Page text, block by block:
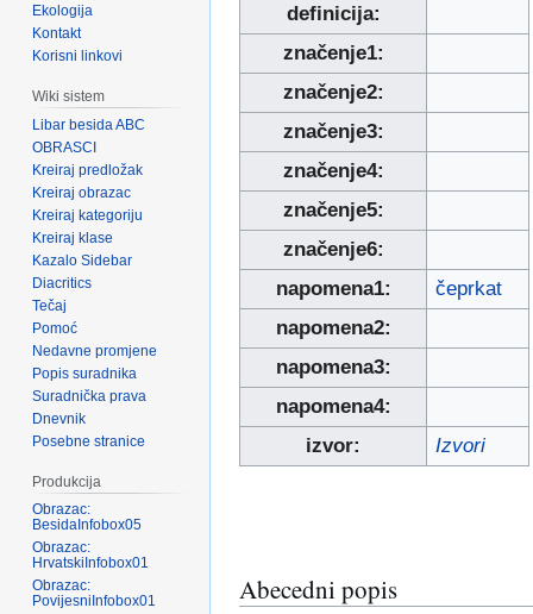
definicija:
značenje1:
značenje2:
značenje3:
značenje4:
značenje5:
značenje6:
napomena1:
čeprkat
napomena2:
napomena3:
napomena4:
izvor:
Izvori
Abecedni popis
Ekologija
Kontakt
Korisni linkovi
Wiki sistem
Libar besida ABC
OBRASCI
Kreiraj predložak
Kreiraj obrazac
Kreiraj kategoriju
Kreiraj klase
Kazalo Sidebar
Diacritics
Tečaj
Pomoć
Nedavne promjene
Popis suradnika
Suradnička prava
Dnevnik
Posebne stranice
Produkcija
Obrazac:
BesidaInfobox05
Obrazac:
HrvatskiInfobox01
Obrazac:
PovijesniInfobox01